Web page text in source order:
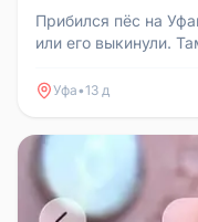
Прибился пёс на
или его выкинули.
Уфа•13 д